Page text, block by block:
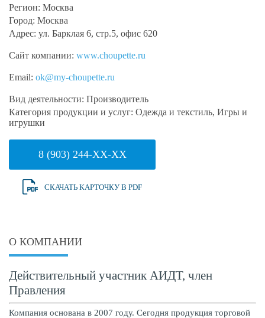
Регион: Москва
Город: Москва
Адрес: ул. Барклая 6, стр.5, офис 620
Сайт компании: www.choupette.ru
Email: ok@my-choupette.ru
Вид деятельности: Производитель
Категория продукции и услуг: Одежда и текстиль, Игры и
игрушки
8 (903) 244-XX-XX
СКАЧАТЬ КАРТОЧКУ В PDF
О КОМПАНИИ
Действительный участник АИДТ, член
Правления
Компания основана в 2007 году. Сегодня продукция торговой